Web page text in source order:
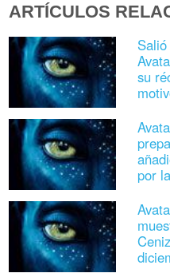
ARTÍCULOS
su
por